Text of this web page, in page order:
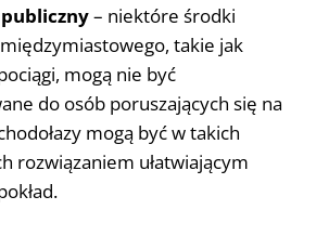
– niektóre środki
takie jak
mogą nie być
do osób poruszających się na
mogą być w takich
rozwiązaniem ułatwiającym